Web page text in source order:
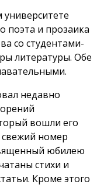
университете
поэта и прозаика
со студентами-
литературы. Обе
недавно
вошли его
свежий номер
юбилею
стихи и
Кроме этого